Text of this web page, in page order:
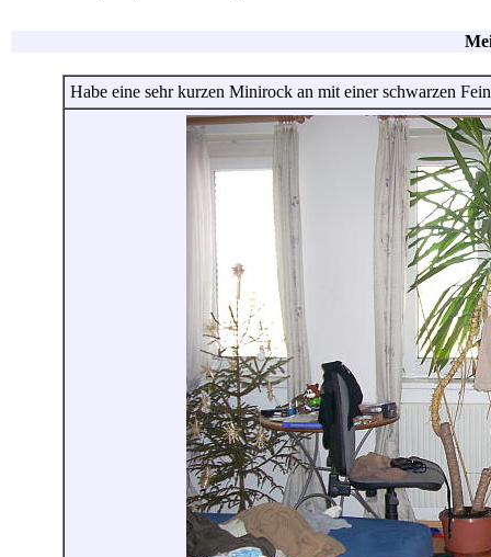
Habe eine sehr kurzen Minirock an mit einer schwarzen